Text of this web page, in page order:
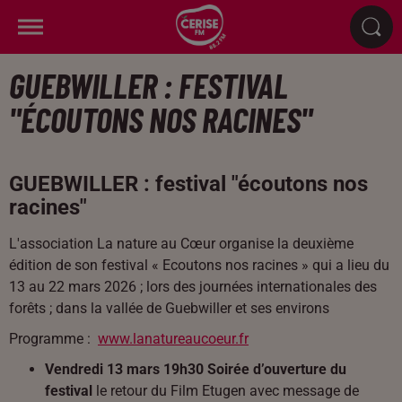
GUEBWILLER : FESTIVAL
"ÉCOUTONS NOS RACINES"
GUEBWILLER : festival "écoutons nos
racines"
L'association La nature au Cœur organise la deuxième
édition de son festival « Ecoutons nos racines » qui a lieu du
13 au 22 mars 2026 ; lors des journées internationales des
forêts ; dans la vallée de Guebwiller et ses environs
Programme : www.lanatureaucoeur.fr
Vendredi 13 mars 19h30 Soirée d’ouverture du
festival le retour du Film Etugen avec message de